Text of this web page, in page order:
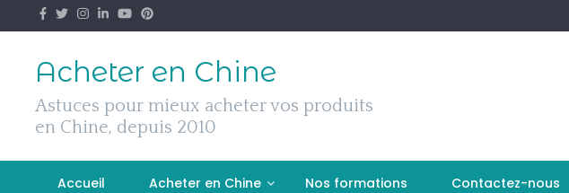
to
Acheter en Chine
Astuces pour mieux acheter vos produits
en Chine, depuis 2010
Accueil Acheter en Chine Nos formations Contactez-nous